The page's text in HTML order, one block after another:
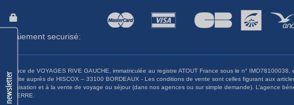
newsletter
Paiement securisé:
L'agence de VOYAGES RIVE GAUCHE, immatriculée au registre ATOUT France sous le n°
souscrite auprès de HISCOX – 33100 BORDEAUX - Les conditions de vente sont celles figurant aux
l’organisation et à la vente de voyage ou séjour (dans nos agences ou sur simple demande). L’agence
NANTERRE.